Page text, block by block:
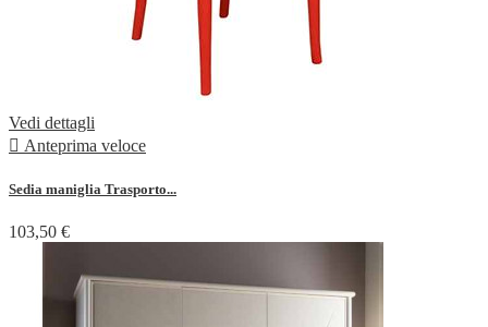
Vedi dettagli
 Anteprima veloce
Sedia maniglia Trasporto...
103,50 €